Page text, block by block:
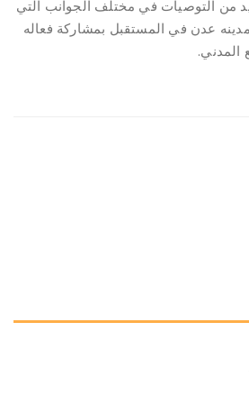
من التوصيات في مختلف الجوانب التي
عدن في المستقبل بمشاركة فعاله